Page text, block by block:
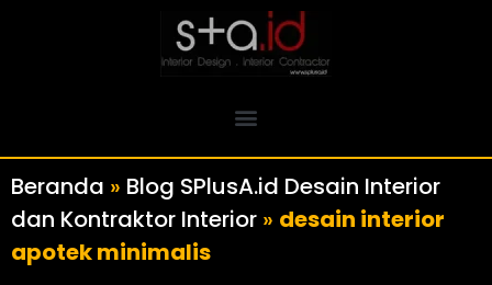
Beranda » Blog SPlusA.id Desain Interior
dan Kontraktor Interior » desain interior
apotek minimalis